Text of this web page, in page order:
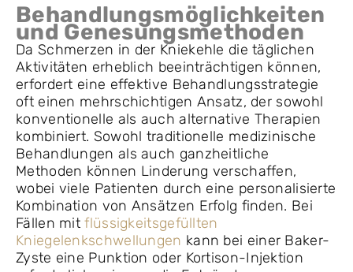
Behandlungsmöglichkeiten
und Genesungsmethoden
Da Schmerzen in der Kniekehle die täglichen
Aktivitäten erheblich beeinträchtigen können,
erfordert eine effektive Behandlungsstrategie
oft einen mehrschichtigen Ansatz, der sowohl
konventionelle als auch alternative Therapien
kombiniert. Sowohl traditionelle medizinische
Behandlungen als auch ganzheitliche
Methoden können Linderung verschaffen,
wobei viele Patienten durch eine personalisierte
Kombination von Ansätzen Erfolg finden. Bei
Fällen mitflüssigkeitsgefüllten
Kniegelenkschwellungen kann bei einer Baker-
Zyste eine Punktion oder Kortison-Injektion